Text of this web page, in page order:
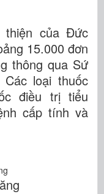
thiện của Đức
15.000 đơn
thông qua Sứ
loại thuốc
điều trị tiểu
cấp tính và